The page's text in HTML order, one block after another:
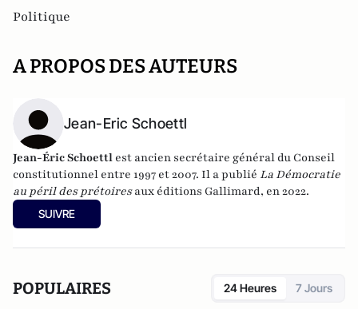
Politique
A PROPOS DES AUTEURS
Jean-Eric Schoettl
Jean-Éric Schoettl est ancien secrétaire général du Conseil
constitutionnel entre 1997 et 2007. Il a publié La Démocratie
au péril des prétoiresaux éditions Gallimard, en 2022.
SUIVRE
POPULAIRES 24 Heures 7 Jours